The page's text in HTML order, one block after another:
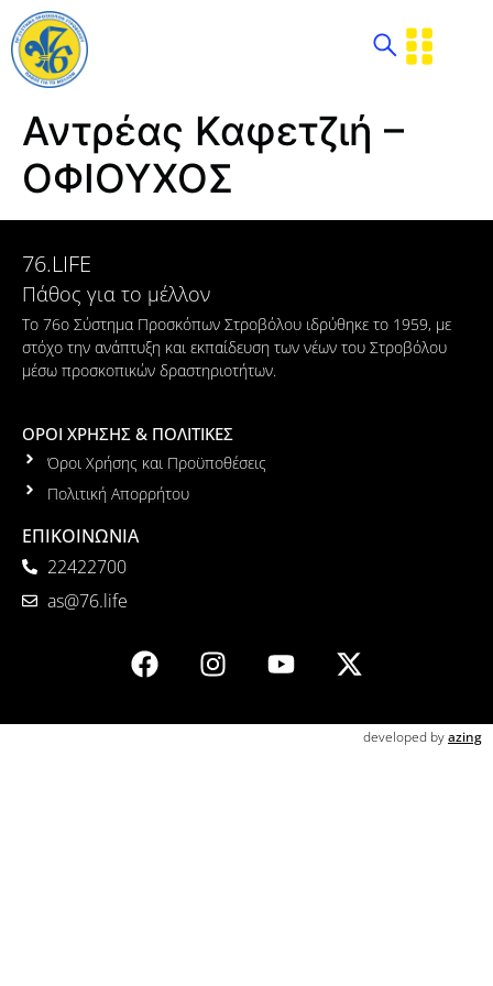
Αντρέας Καφετζιή –
ΟΦΙΟΥΧΟΣ
76.LIFE
Πάθος για το μέλλον
Το 76ο Σύστημα Προσκόπων Στροβόλου ιδρύθηκε το 1959, με
στόχο την ανάπτυξη και εκπαίδευση των νέων του Στροβόλου
μέσω προσκοπικών δραστηριοτήτων.
ΟΡΟΙ ΧΡΗΣΗΣ & ΠΟΛΙΤΙΚΕΣ
Όροι Χρήσης και Προϋποθέσεις
Πολιτική Απορρήτου
ΕΠΙΚΟΙΝΩΝΙΑ
22422700
as@76.life
developed byazing